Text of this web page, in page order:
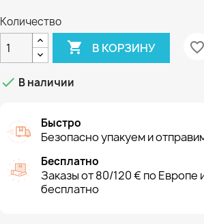
Количество
 В КОРЗИНУ favorite_border
 В наличии
Быстро
Безопасно упакуем и
Бесплатно
Заказы от 80/120 € по
бесплатно